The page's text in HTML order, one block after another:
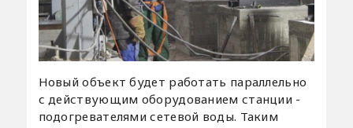
Новый объект будет работать параллельно
с действующим оборудованием станции -
подогревателями сетевой воды. Таким